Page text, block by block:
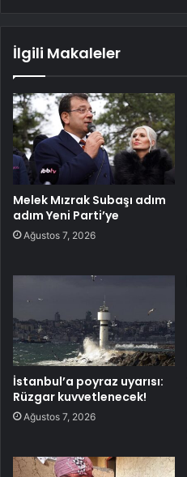
İlgili Makaleler
Melek Mızrak Subaşı adım
adım Yeni Parti’ye
Ağustos 7, 2026
İstanbul’a poyraz uyarısı:
Rüzgar kuvvetlenecek!
Ağustos 7, 2026